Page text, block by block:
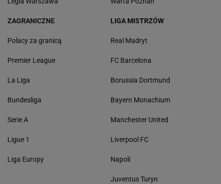
ZAGRANICZNE
Polacy za granicą
Premier League
La Liga
Bundesliga
Serie A
Ligue 1
Liga Europy
LIGA MISTRZÓW
Real Madryt
FC Barcelona
Borussia Dortmund
Bayern Monachium
Manchester United
Liverpool FC
Napoli
Juventus Turyn